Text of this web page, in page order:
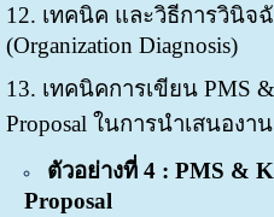
12. เทคนิค และวิธีการวินิจ
(Organization Diagnosis)
13. เทคนิคการเขียน PMS
Proposal ในการนำเสนองา
ตัวอย่างที่ 4 : PMS &
Proposal